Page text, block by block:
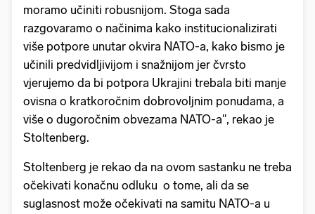
moramo učiniti robusnijom. Stoga sada
razgovaramo o načinima kako institucionalizirati
više potpore unutar okvira NATO-a, kako bismo je
učinili predvidljivijom i snažnijom jer čvrsto
vjerujemo da bi potpora Ukrajini trebala biti manje
ovisna o kratkoročnim dobrovoljnim ponudama, a
više o dugoročnim obvezama NATO-a", rekao je
Stoltenberg.
Stoltenberg je rekao da na ovom sastanku ne treba
očekivati konačnu odluku o tome, ali da se
suglasnost može očekivati na samitu NATO-a u